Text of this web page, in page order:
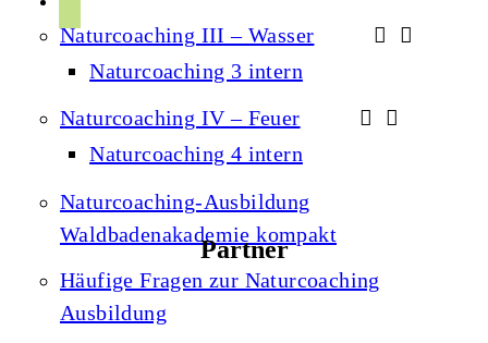
Naturcoaching III – Wasser
Naturcoaching 3 intern
Naturcoaching IV – Feuer
Naturcoaching 4 intern
Naturcoaching-Ausbildung
Waldbadenakademie kompakt
Häufige Fragen zur Naturcoaching
Ausbildung
a
b
o
f
Partner